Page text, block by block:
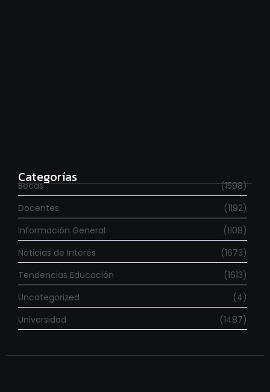
Categorías
Becas
(1598)
Docentes
(1192)
Información General
(1108)
Noticias de Interés
(1673)
Tendencias Educación
(1613)
Uncategorized
(4)
Universidad
(1487)